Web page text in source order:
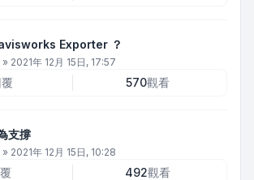
Exporter ？
» 2021年 12月 15日, 17:57
570觀看
支撐
» 2021年 12月 15日, 10:28
492觀看